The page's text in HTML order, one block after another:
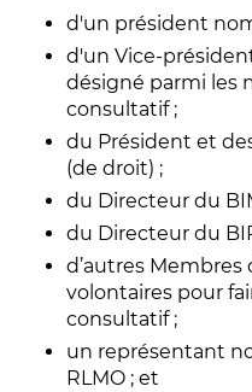
d'un président
d'un Vice-
désigné parmi les
consultatif ;
du Président et
(de droit) ;
du Directeur du
du Directeur du
d’autres
volontaires pour
consultatif ;
un représentant
RLMO ; et